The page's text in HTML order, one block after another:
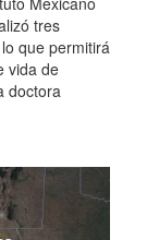
tres
que permitirá
vida de
doctora